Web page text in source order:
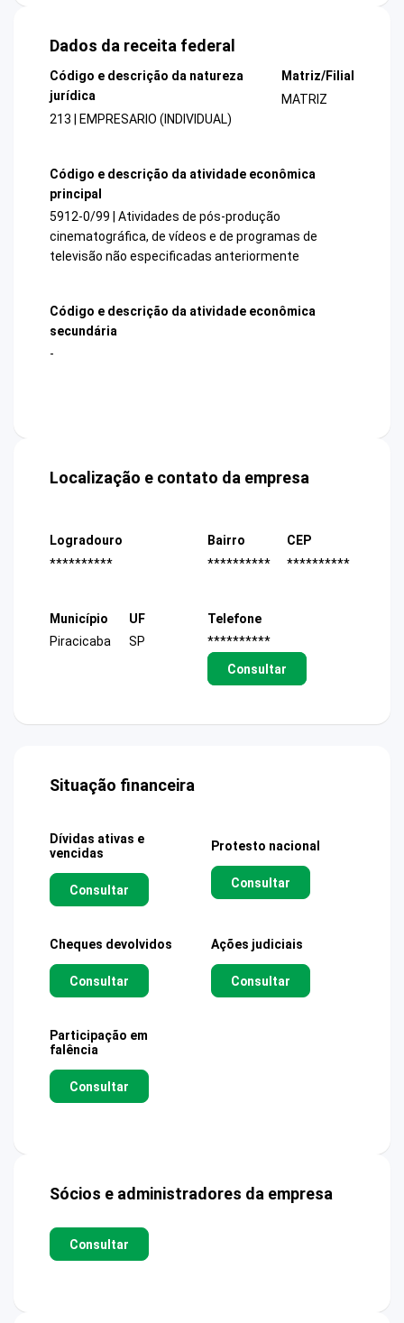
Dados da receita federal
Código e descrição da natureza
jurídica
213 | EMPRESARIO (INDIVIDUAL)
Matriz/Filial
MATRIZ
Código e descrição da atividade econômica
principal
5912-0/99 | Atividades de pós-produção
cinematográfica, de vídeos e de programas de
televisão não especificadas anteriormente
Código e descrição da atividade econômica
secundária
-
Localização e contato da empresa
Logradouro
**********
Bairro
**********
CEP
**********
Município
Piracicaba
UF
SP
Telefone
**********
Consultar
Situação financeira
Dívidas ativas e
vencidas
Consultar
Protesto nacional
Consultar
Cheques devolvidos
Consultar
Ações judiciais
Consultar
Participação em
falência
Consultar
Sócios e administradores da empresa
Consultar